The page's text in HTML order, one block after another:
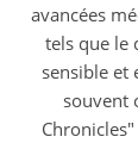
avancées
tels que le
sensible et
souvent